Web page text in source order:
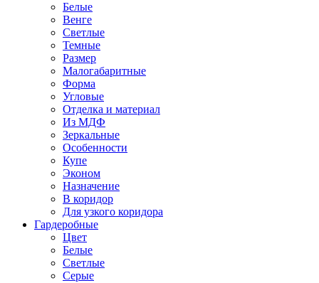
Белые
Венге
Светлые
Темные
Размер
Малогабаритные
Форма
Угловые
Отделка и материал
Из МДФ
Зеркальные
Особенности
Купе
Эконом
Назначение
В коридор
Для узкого коридора
Гардеробные
Цвет
Белые
Светлые
Серые